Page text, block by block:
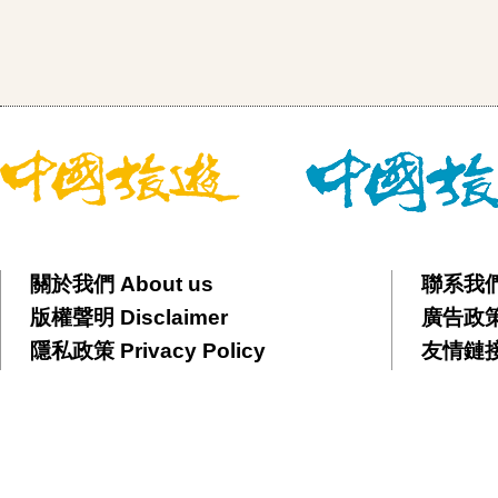
關於我們 About us
版權聲明 Disclaimer
隱私政策 Privacy Policy
聯系我
廣告政
友情鏈